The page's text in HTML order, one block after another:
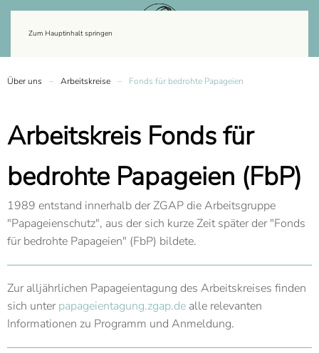
Zum Hauptinhalt springen
Über uns Arbeitskreise Fonds für bedrohte Papageien
Arbeitskreis Fonds für
bedrohte Papageien (FbP)
1989 entstand innerhalb der ZGAP die Arbeitsgruppe
"Papageienschutz", aus der sich kurze Zeit später der "Fonds
für bedrohte Papageien" (FbP) bildete.
Zur alljährlichen Papageientagung des Arbeitskreises finden
sich unterpapageientagung.zgap.de alle relevanten
Informationen zu Programm und Anmeldung.